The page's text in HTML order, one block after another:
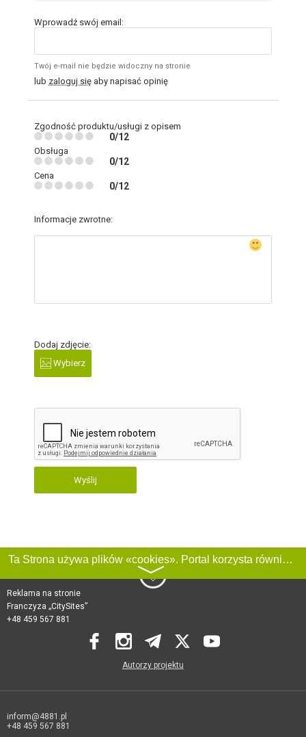
Wprowadź swój email:
Twój e-mail nie będzie widoczny na stronie
lub zaloguj się aby napisać opinię
Zgodność produktu/usługi z opisem
0/12
Obsługa
0/12
Cena
0/12
Informacje zwrotne:
Dodaj zdjęcie:
Wybierz
Wyślij
Ta Strona używa plików «cookies». Portal korzysta również z serwisu internetowego do zbierania danych technicznych o odwiedzających w celu uzyskania informacji marketingowych i statystycznych. Warunki przetwarzania danych odwiedzających Stronę, patrz:
〉
Reklama na stronie
Franczyza „CitySites”
+48 459 567 881
Autorzy projektu
inform@4881.pl
+48 459 567 881